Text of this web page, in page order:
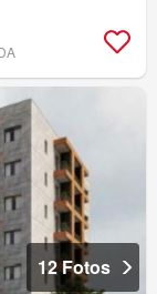
12 Fotos